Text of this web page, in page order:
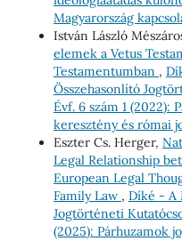
Magyarország
István László
elemek a Vetus
Testamentumban ,
Összehasonlító
Évf. 6 szám 1 (2022):
keresztény és római
Eszter Cs. Herger,
Legal Relationship
European Legal
Family Law , Díké - A
Jogtörténeti
(2025): Párhuzamok